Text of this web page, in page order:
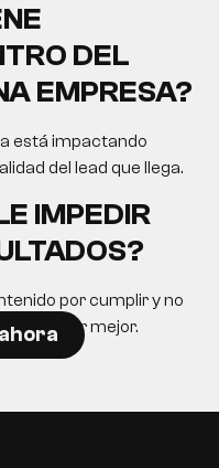
DEL
EMPRESA?
está impactando
del lead que llega.
IMPEDIR
por cumplir y no
decidir mejor.